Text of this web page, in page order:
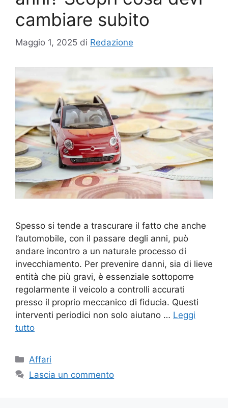
cambiare subito
Maggio 1, 2025 di Redazione
Spesso si tende a trascurare il fatto che anche
l’automobile, con il passare degli anni, può
andare incontro a un naturale processo di
invecchiamento. Per prevenire danni, sia di lieve
entità che più gravi, è essenziale sottoporre
regolarmente il veicolo a controlli accurati
presso il proprio meccanico di fiducia. Questi
interventi periodici non solo aiutano … Leggi
tutto
Categorie
Affari
Lascia un commento